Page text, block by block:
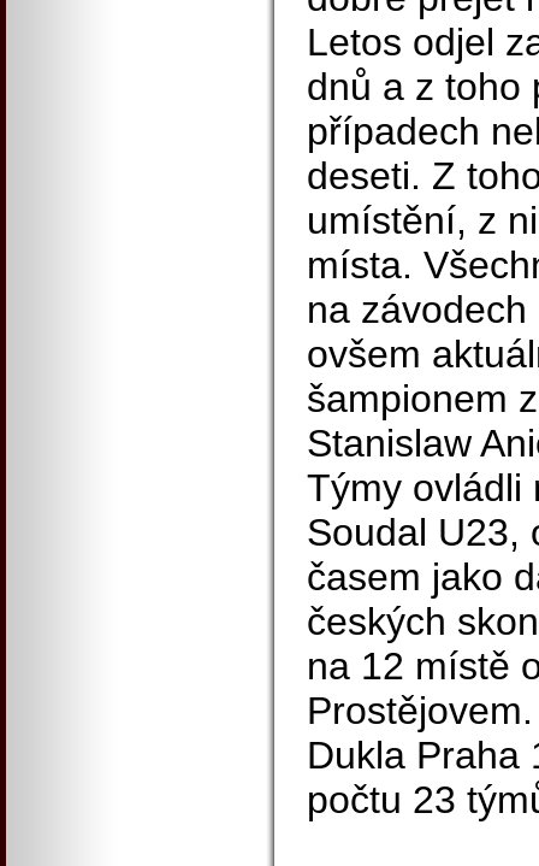
Letos odjel
dnů a z toho
případech
deseti. Z
umístění, z
místa.
na
ovšem
šampionem
Stanislaw
Týmy ovládli
Soudal U23,
časem jako
českých
na 12 místě
Dukla Praha
počtu 23